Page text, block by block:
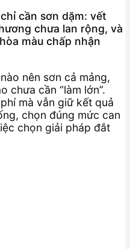
cần sơn dặm: vết
chưa lan rộng, và
màu chấp nhận
nên sơn cả mảng,
chưa cần “làm lớn”.
mà vẫn giữ kết quả
chọn đúng mức can
chọn giải pháp đắt